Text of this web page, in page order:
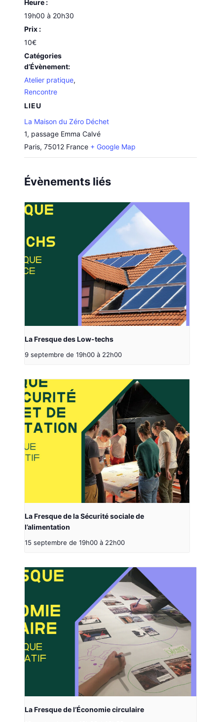
Heure :
19h00 à 20h30
Prix :
10€
Catégories
d’Évènement:
Atelier pratique,
Rencontre
LIEU
La Maison du Zéro Déchet
1, passage Emma Calvé
Paris, 75012 France + Google Map
Évènements liés
La Fresque des Low-techs
9 septembre de 19h00 à 22h00
La Fresque de la Sécurité sociale de
l’alimentation
15 septembre de 19h00 à 22h00
La Fresque de l’Économie circulaire